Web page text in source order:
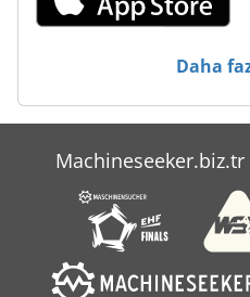
Haas Hs 1
Haas Vf 3
Haas Vf 4
Nef 280
Daha